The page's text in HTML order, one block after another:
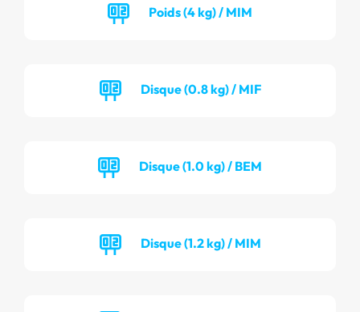
Poids (4 kg) / MIM
Disque (0.8 kg) / MIF
Disque (1.0 kg) / BEM
Disque (1.2 kg) / MIM